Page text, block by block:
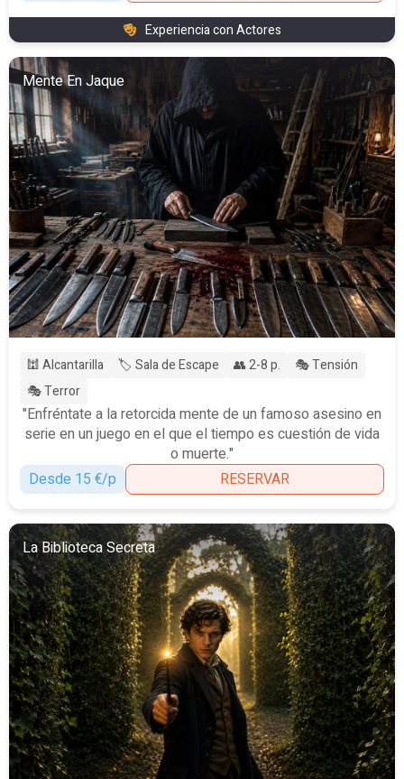
Experiencia con Actores
Mente En Jaque
🕍 Alcantarilla 🏷️ Sala de Escape 👥 2-8 p.
🎭 Tensión
🎭 Terror
"Enfréntate a la retorcida mente de un famoso asesino en
serie en un juego en el que el tiempo es cuestión de vida
o muerte."
Desde 15 €/p
RESERVAR
La Biblioteca Secreta